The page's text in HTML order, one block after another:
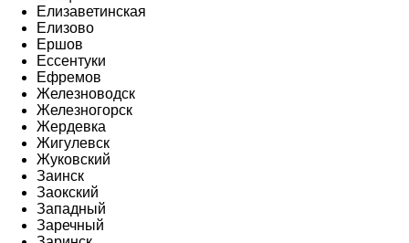
Елизаветинская
Елизово
Ершов
Ессентуки
Ефремов
Железноводск
Железногорск
Жердевка
Жигулевск
Жуковский
Заинск
Заокский
Западный
Заречный